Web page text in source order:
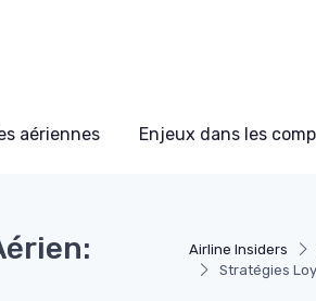
aériennes Enjeux dans les
Airline Insiders
Stratégies